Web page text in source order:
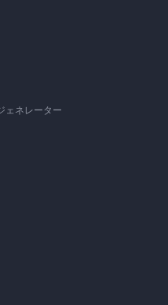
ェネレーター